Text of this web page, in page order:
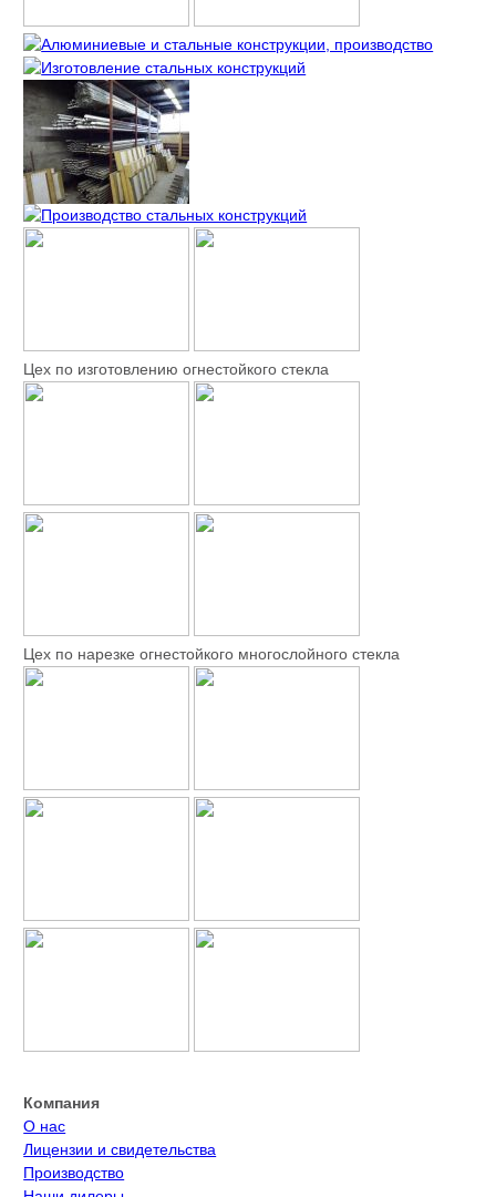
Цех по изготовлению огнестойкого стекла
Цех по нарезке огнестойкого многослойного стекла
Компания
О нас
Лицензии и свидетельства
Производство